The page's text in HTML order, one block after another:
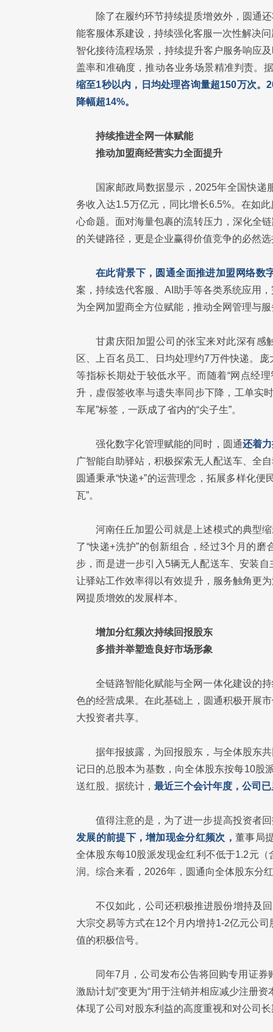
除了在履约环节持续提质增效外，圆通
能客服体系建设，持续强化客服一次性解决
智化接待流程场景，持续提升客户服务响应
盖率和准确度，推动各业务场景精准判责。
缩至1秒以内，日均处理咨询量超150万次。
降幅超14%。
持续推进全网一体赋能
推动加盟商经营实力全面提升
国家邮政局数据显示，2025年全国快递
务收入达1.5万亿元，同比增长6.5%。在如
心命题。面对海量包裹的流转压力，深化全
的关键路径，更是企业赢得价值竞争的必然
在此背景下，圆通全面推进加盟网络数
案，持续迭代客服、AI助手等各类系统应用
为全网加盟商全方位赋能，推动全网管理与
甘肃庆阳加盟公司的张宝来对此深有感
区、上百名员工、日均处理约7万件快递。
等指标长期处于较低水平。而随着“网点经
升，虚假签收率与遗失率同步下降，工单实
车尾”标签，一跃成了省内的“尖子生”。
强化数字化管理赋能的同时，圆通还着
广智能自助驿站，积极探索无人配送车、全
圆通秉承“快递+”的运营理念，拓展多样化
瓦”。
河南任丘加盟公司就是上述模式的典型
了“快递+洗护”的创新组合，经过3个月的
步，而是进一步引入5辆无人配送车、安装
让驿站工作效率得以有效提升，服务触角更
网提质增效的发展样本。
增加分红频次持续回报股东
多措并举塑造良好市场形象
全链路智能化赋能与全网一体化建设的
色的经营成果。在此基础上，圆通积极开展
大投资者共享。
据年报披露，为回报股东，与全体股东
记日的总股本为基数，向全体股东按每10股
送红股。据统计， 最近三个会计年度，公司
值得注意的是，为了进一步提高投资者
发展的前提下，增加现金分红频次， 董事局
全体股东每10股派发现金红利不低于1.2元
润。综合来看，2026年，圆通向全体股东分
不仅如此，公司还积极推进股份增持及
大宗交易等方式在12个月内增持1-2亿元公
值的积极信号。
同年7月，公司发布公告将回购专用证
激励计划”变更为“用于注销并相应减少注册
体现了公司对股东利益的高度重视和对公司